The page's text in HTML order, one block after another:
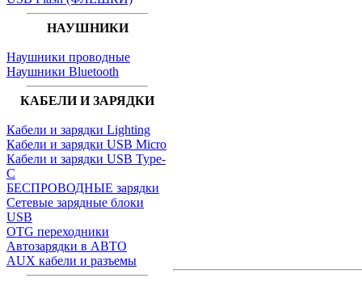
НАУШНИКИ
Наушники проводные
Наушники Bluetooth
КАБЕЛИ И ЗАРЯДКИ
Кабели и зарядки Lighting
Кабели и зарядки USB Micro
Кабели и зарядки USB Type-
C
БЕСПРОВОДНЫЕ зарядки
Сетевые зарядные блоки
USB
OTG переходники
Автозарядки в АВТО
AUX кабели и разъемы